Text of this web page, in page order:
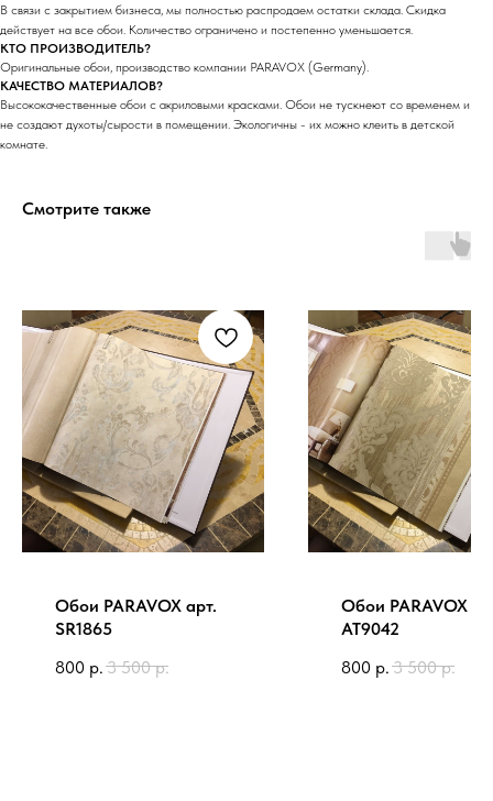
В связи с закрытием бизнеса, мы полностью распродаем остатки склада. Скидка
действует на все обои. Количество ограничено и постепенно уменьшается.
КТО ПРОИЗВОДИТЕЛЬ?
Оригинальные обои, производство компании PARAVOX (Germany).
КАЧЕСТВО МАТЕРИАЛОВ?
Высококачественные обои с акриловыми красками. Обои не тускнеют со временем и
не создают духоты/сырости в помещении. Экологичны - их можно клеить в детской
комнате.
Смотрите также
Обои PARAVOX арт.
SR1865
800 р. 3 500 р.
Обои PARAVOX
AT9042
800 р. 3 500 р.